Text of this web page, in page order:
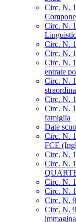
Circ. N.
Circ. N.
Circ. N.
Circ. N.
Circ. N.
entrate
Circ. N.
Circ. N.
Circ. N.
famiglia
Date
Circ. N.
FCE
Circ. N.
Circ. N.
Circ. N.
Circ. N.
Circ. N.
Circ. N.